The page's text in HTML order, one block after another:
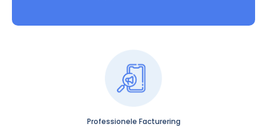
Professionele Facturering